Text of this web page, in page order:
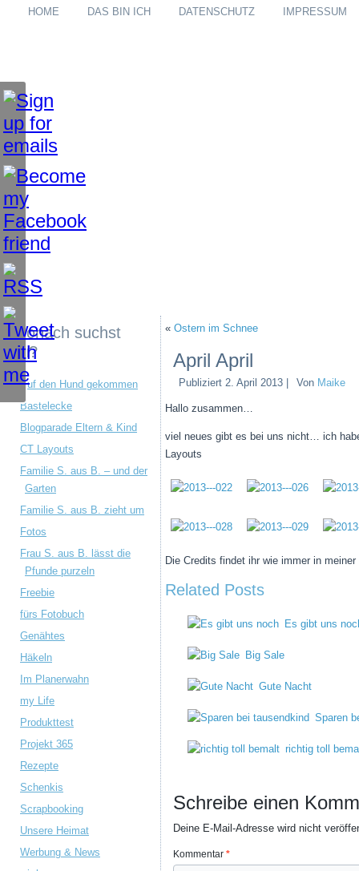
HOME DAS BIN ICH DATENSCHUTZ IMPRESSUM
Wonach suchst
du?
Auf den Hund gekommen
Bastelecke
Blogparade Eltern & Kind
CT Layouts
Familie S. aus B. – und der
Garten
Familie S. aus B. zieht um
Fotos
Frau S. aus B. lässt die
Pfunde purzeln
Freebie
fürs Fotobuch
Genähtes
Häkeln
Im Planerwahn
my Life
Produkttest
Projekt 365
Rezepte
Schenkis
Scrapbooking
Unsere Heimat
Werbung & News
« Ostern im Schnee
April April
Publiziert 2. April 2013 Von Maike
Hallo zusammen…
viel neues gibt es bei uns nicht… ich
Layouts
Die Credits findet ihr wie immer in meiner
Related Posts
Es gibt uns
Big Sale
Gute Nacht
Sparen
richtig toll
Schreibe einen
Deine E-Mail-Adresse wird nicht
Kommentar *